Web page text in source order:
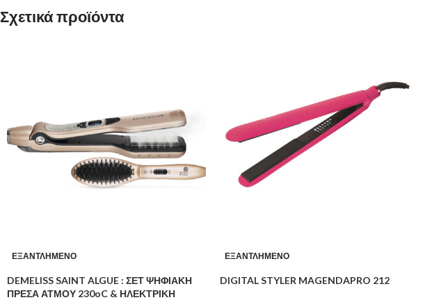
Σχετικά προϊόντα
ΕΞΑΝΤΛΗΜΈΝΟ
DEMELISS SAINT ALGUE : ΣΕΤ ΨΗΦΙΑΚΗ
ΠΡΕΣΑ ΑΤΜΟΥ 230oC & ΗΛΕΚΤΡΙΚΗ
ΕΞΑΝΤΛΗΜΈΝΟ
DIGITAL STYLER MAGENDAPRO 212